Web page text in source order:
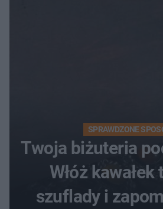
SPRAWDZONE
Twoja biżuteria
Włóż kawałek
szuflady i